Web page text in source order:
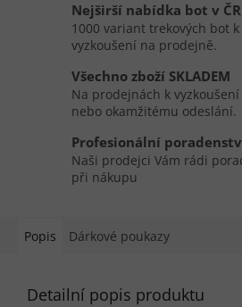
Nejširší nabídka bot v ČR
1000 variant trekových bot k
vyzkoušení na prodejně.
Všechno zboží SKLADEM
Na prodejnách k vyzkoušení
nebo okamžitému odeslání.
Profesionální
Naši prodejci Vám rádi
při nákupu
Popis Dárkové poukazy
Detailní popis produktu